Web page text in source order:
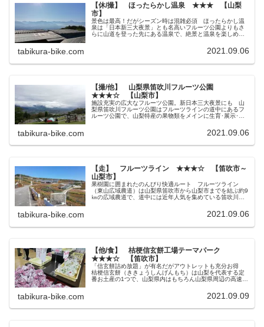
【休/撮】 ほったらかし温泉 ★★★ 【山梨
市】
景色は最高！だがシーズン時は混雑必須 ほったらかし温
泉は「日本新三大夜景」とも名高いフルーツ公園よりもさ
らに山道を登った先にある温泉で、絶景と温泉を楽しめる
tabikura-bike.com 2021.09.06
【撮/他】 山梨県笛吹川フルーツ公園
★★★☆ 【山梨市】
施設充実の広大なフルーツ公園。新日本三大夜景にも 山
梨県笛吹川フルーツ公園はフルーツラインの道中にあるフ
ルーツ公園で、山梨特産の果物類をメインに生育･展示･紹
tabikura-bike.com 2021.09.06
【走】 フルーツライン ★★★☆ 【笛吹市～
山梨市】
果樹園に囲まれたのんびり快適ルート フルーツライン
（東山広域農道）は山梨県笛吹市から山梨市までを結ぶ約9
㎞の広域農道で、道中には近年人気を集めている笛吹川フ
tabikura-bike.com 2021.09.06
【他/食】 桔梗信玄餅工場テーマパーク
★★★☆ 【笛吹市】
「信玄餅詰め放題」が有名だがアウトレットも充分お得
桔梗信玄餅（ききょうしんげんもち）は山梨を代表する定
番お土産の1つで、山梨県内はもちろん山梨県周辺の高速
tabikura-bike.com 2021.09.09